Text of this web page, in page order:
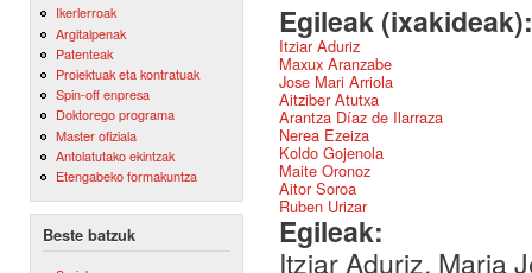
Ikerlerroak
Argitalpenak
Patenteak
Proiektuak eta kontratuak
Spin-off enpresa
Doktorego programa
Master ofiziala
Antolatutako ekintzak
Etengabeko formakuntza
Beste batzuk
Egileak
Itziar Aduriz
Maxux Aranzabe
Jose Mari Arriola
Aitziber Atutxa
Arantza Díaz de Ilarraza
Nerea Ezeiza
Koldo Gojenola
Maite Oronoz
Aitor Soroa
Ruben Urizar
Egileak:
Itziar Aduriz, Maria